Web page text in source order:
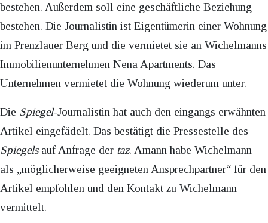
bestehen. Außerdem soll eine geschäftliche Beziehung
bestehen. Die Journalistin ist Eigentümerin einer Wohnung
im Prenzlauer Berg und die vermietet sie an Wichelmanns
Immobilienunternehmen Nena Apartments. Das
Unternehmen vermietet die Wohnung wiederum unter.
Die Spiegel-Journalistin hat auch den eingangs erwähnten
Artikel eingefädelt. Das bestätigt die Pressestelle des
Spiegelsauf Anfrage der taz. Amann habe Wichelmann
als „möglicherweise geeigneten Ansprechpartner“ für den
Artikel empfohlen und den Kontakt zu Wichelmann
vermittelt.